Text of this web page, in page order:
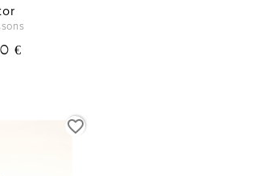
€
favorite_border